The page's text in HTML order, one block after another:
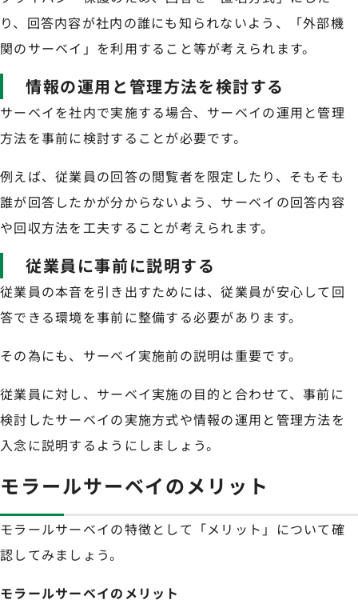
り、回答内容が社内の誰にも知られないよう、「外部機
関のサーベイ」を利用すること等が考えられます。
情報の運用と管理方法を検討する
サーベイを社内で実施する場合、サーベイの運用と管理
方法を事前に検討することが必要です。
例えば、従業員の回答の閲覧者を限定したり、そもそも
誰が回答したかが分からないよう、サーベイの回答内容
や回収方法を工夫することが考えられます。
従業員に事前に説明する
従業員の本音を引き出すためには、従業員が安心して回
答できる環境を事前に整備する必要があります。
その為にも、サーベイ実施前の説明は重要です。
従業員に対し、サーベイ実施の目的と合わせて、事前に
検討したサーベイの実施方式や情報の運用と管理方法を
入念に説明するようにしましょう。
モラールサーベイのメリット
モラールサーベイの特徴として「メリット」について確
認してみましょう。
モラールサーベイのメリット